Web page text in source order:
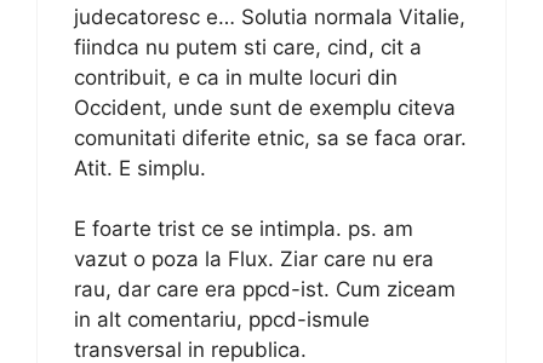
judecatoresc e… Solutia normala Vitalie,
fiindca nu putem sti care, cind, cit a
contribuit, e ca in multe locuri din
Occident, unde sunt de exemplu citeva
comunitati diferite etnic, sa se faca orar.
Atit. E simplu.
E foarte trist ce se intimpla. ps. am
vazut o poza la Flux. Ziar care nu era
rau, dar care era ppcd-ist. Cum ziceam
in alt comentariu, ppcd-ismule
transversal in republica.